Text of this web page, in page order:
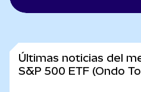
Últimas noticias del
S&P 500 ETF (Ondo